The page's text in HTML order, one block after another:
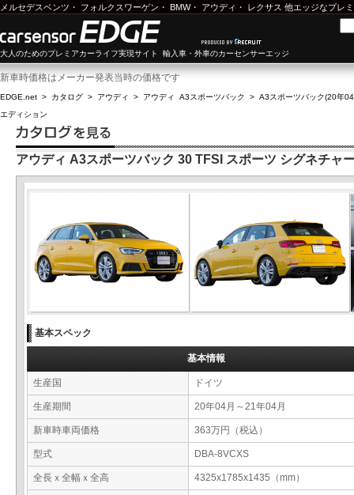
メルセデスベンツ ・ フォルクスワーゲン ・ BMW・ アウディ ・ レクサス 他エッジなプレ
大人のためのプレミアカーライフ実現サイト 輸入車・外車のカーセンサーエッジ
新車時価格はメーカー発表当時の価格です
EDGE.net > カタログ > アウディ > アウディ A3スポーツバック > A3スポーツバック(20年
エディション
アウディ A3スポーツバック 30 TFSI スポーツ シグネチャ
基本スペック
基本情報
生産国 ドイツ
生産期間 20年04月～21年04月
新車時車両価格 363万円（税込）
型式 DBA-8VCXS
全長ｘ全幅ｘ全高 4325x1785x1435（mm）